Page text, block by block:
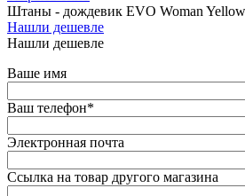
Штаны - дождевик EVO Woman
Нашли дешевле
Нашли дешевле
Ваше имя
Ваш телефон*
Электронная почта
Ссылка на товар другого магазина